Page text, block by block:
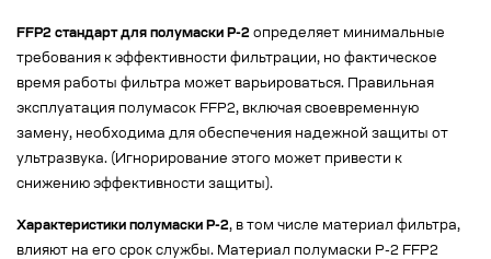
FFP2 стандарт для полумаски Р-2 определяет минимальные
требования к эффективности фильтрации, но фактическое
время работы фильтра может варьироваться. Правильная
эксплуатация полумасок FFP2, включая своевременную
замену, необходима для обеспечения надежной защиты от
ультразвука. (Игнорирование этого может привести к
снижению эффективности защиты).
Характеристики полумаски Р-2, в том числе материал фильтра,
влияют на его срок службы. Материал полумаски Р-2 FFP2